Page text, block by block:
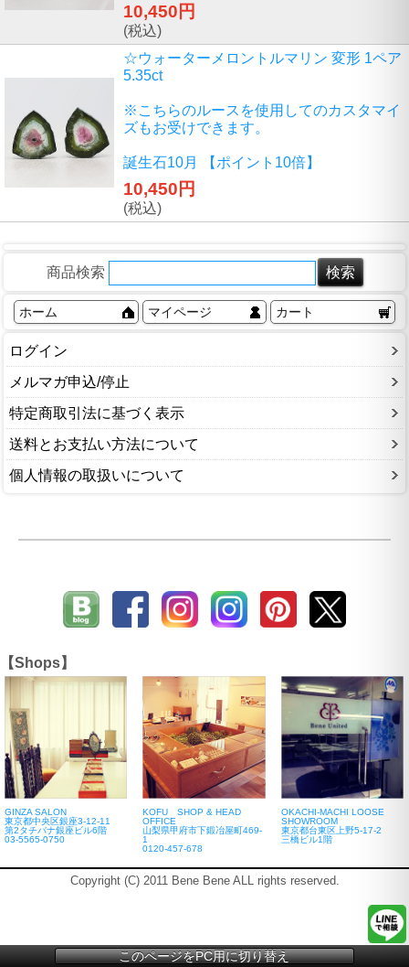
10,450円
(税込)
☆ウォーターメロントルマリン 変形 1ペア
5.35ct
※こちらのルースを使用してのカスタマイ
ズもお受けできます。
誕生石10月 【ポイント10倍】
10,450円
(税込)
商品検索
ホーム マイページ カート
ログイン
メルマガ申込/停止
特定商取引法に基づく表示
送料とお支払い方法について
個人情報の取扱いについて
【Shops】
GINZA SALON
東京都中央区銀座3-12-11
第2タチバナ銀座ビル6階
03-5565-0750
KOFU SHOP & HEAD
OFFICE
山梨県甲府市下鍛冶屋町469-
1
0120-457-678
OKACHI-MACHI LOOSE
SHOWROOM
東京都台東区上野5-17-2
三橋ビル1階
Copyright (C) 2011 Bene Bene ALL rights reserved.
このページをPC用に切り替え